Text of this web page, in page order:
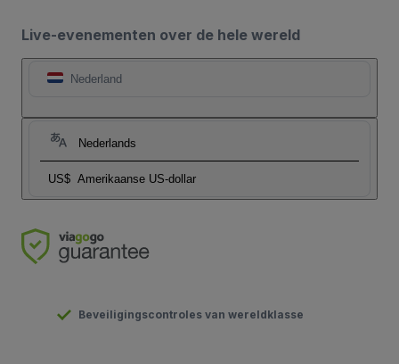
Live-evenementen over de hele wereld
Nederland
Nederlands
US$ Amerikaanse US-dollar
Beveiligingscontroles van wereldklasse